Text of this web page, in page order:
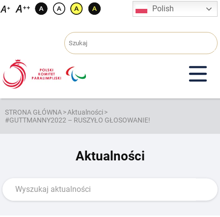
Przejdź
Polish
STRONA GŁÓWNA>Aktualności>
#GUTTMANNY2022 – RUSZYŁO GŁOSOWANIE!
Aktualności